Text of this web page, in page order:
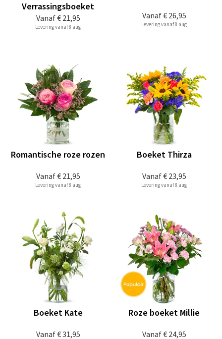
Vanaf€ 21,95
Verrassingsboeket
Levering vanaf 8 aug
Vanaf€ 26,95
Levering vanaf 8 aug
Vanaf€ 21,95
Romantische roze rozen
Levering vanaf 8 aug
Vanaf€ 23,95
Boeket Thirza
Levering vanaf 8 aug
Vanaf€ 31,95
Boeket Kate
Vanaf€ 24,95
Roze boeket Millie